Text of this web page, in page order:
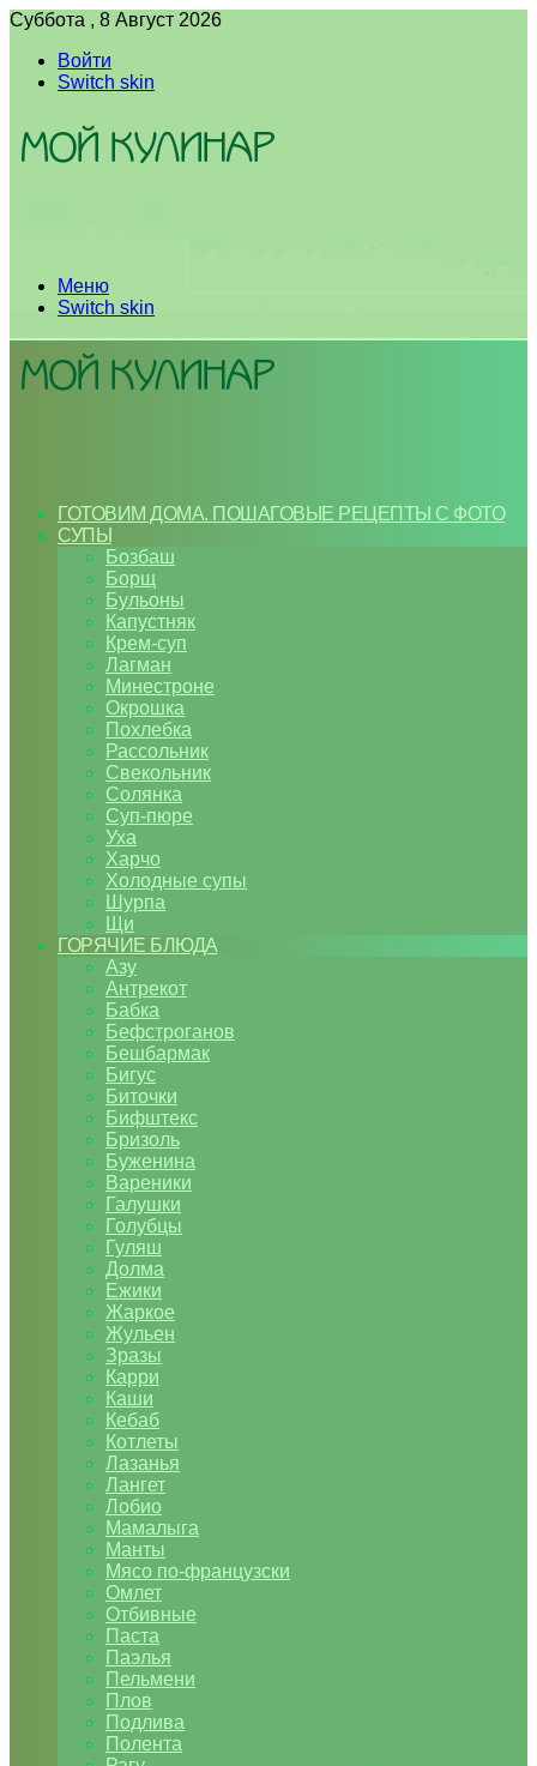
Суббота , 8 Август 2026
Войти
Switch skin
Меню
Switch skin
ГОТОВИМ ДОМА. ПОШАГОВЫЕ РЕЦЕПТЫ С ФОТО
СУПЫ
Бозбаш
Борщ
Бульоны
Капустняк
Крем-суп
Лагман
Минестроне
Окрошка
Похлебка
Рассольник
Свекольник
Солянка
Суп-пюре
Уха
Харчо
Холодные супы
Шурпа
Щи
ГОРЯЧИЕ БЛЮДА
Азу
Антрекот
Бабка
Бефстроганов
Бешбармак
Бигус
Биточки
Бифштекс
Бризоль
Буженина
Вареники
Галушки
Голубцы
Гуляш
Долма
Ежики
Жаркое
Жульен
Зразы
Карри
Каши
Кебаб
Котлеты
Лазанья
Лангет
Лобио
Мамалыга
Манты
Мясо по-французски
Омлет
Отбивные
Паста
Паэлья
Пельмени
Плов
Подлива
Полента